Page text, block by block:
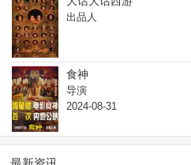
出品人
食神
导演
2024-08-31